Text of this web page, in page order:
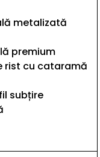
metalizată
premium
rist cu cataramă
subțire